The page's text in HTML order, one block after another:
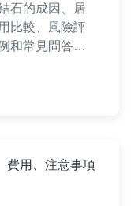
石的成因、居
比較、風險評
和常見問答，
維護口腔健